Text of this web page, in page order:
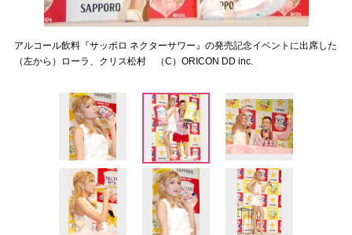
アルコール飲料『サッポロ ネクターサワー』の発売記念イベントに出席した
（左から）ローラ、クリス松村 （C）ORICON DD inc.